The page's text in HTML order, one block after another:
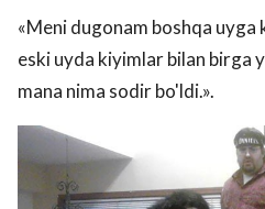
«Meni dugonam boshqa
eski uyda kiyimlar bilan birga
mana nima sodir bo'ldi.».